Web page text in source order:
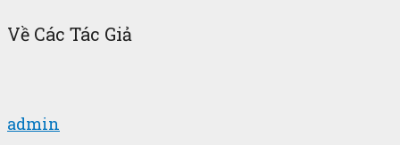
Về Các Tác Giả
admin